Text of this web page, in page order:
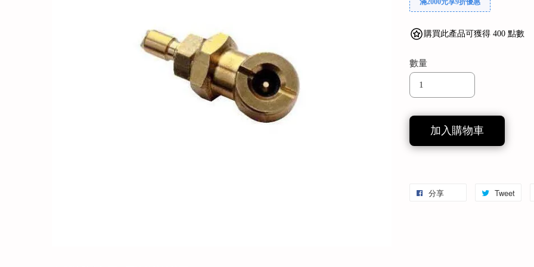
滿2000元享9折優惠
購買此產品可獲得 400 點數
數量
加入購物車
分享 Tweet